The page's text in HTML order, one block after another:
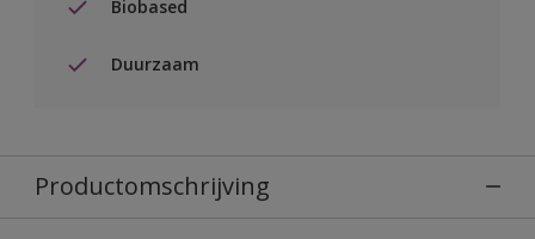
Biobased
Duurzaam
Productomschrijving